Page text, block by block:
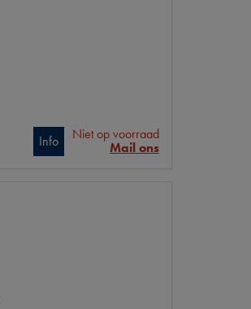
Info
Niet op voorraad
Mail ons